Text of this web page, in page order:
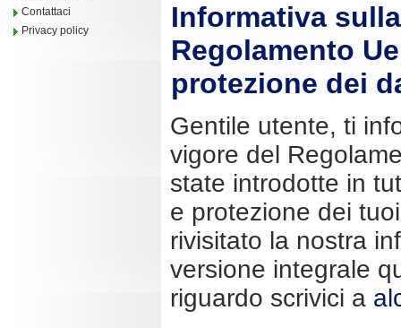
Contattaci
Privacy policy
Informativa
Regolamento
protezione dei
Gentile utente, ti
vigore del
state introdotte in
e protezione dei
rivisitato la nostra
versione integrale
riguardo scrivici a